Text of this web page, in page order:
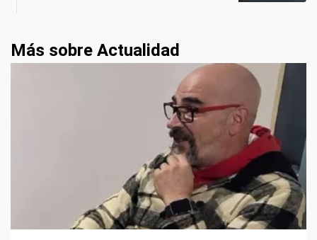
Más sobre Actualidad